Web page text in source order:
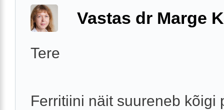
Vastas dr Marge
Tere
Ferritiini näit suureneb kõigi